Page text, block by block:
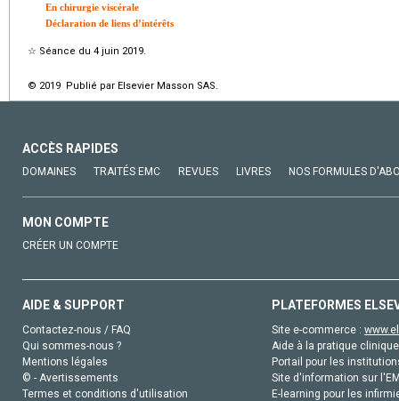
En chirurgie viscérale
Déclaration de liens d’intérêts
☆ Séance du 4 juin 2019.
© 2019 Publié par Elsevier Masson SAS.
ACCÈS RAPIDES
DOMAINES TRAITÉS EMC REVUES LIVRES NOS FORMULES
MON COMPTE
CRÉER UN COMPTE
AIDE & SUPPORT
Contactez-nous / FAQ
Qui sommes-nous ?
Mentions légales
© - Avertissements
Termes et conditions d'utilisation
PLATEFORMES
Site e-commerce :
Aide à la pratique
Portail pour les
Site d'information sur
E-learning pour les